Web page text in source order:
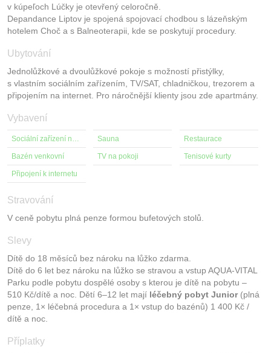
v kúpeľoch Lúčky je otevřený celoročně.
Depandance Liptov je spojená spojovací chodbou s lázeňským
hotelem Choč a s Balneoterapii, kde se poskytují procedury.
Ubytování
Jednolůžkové a dvoulůžkové pokoje s možností přistýlky,
s vlastním sociálním zařízením, TV/SAT, chladničkou, trezorem a
připojením na internet. Pro náročnější klienty jsou zde apartmány.
Vybavení
Sauna Restaurace
Bazén venkovní TV na pokoji Tenisové kurty
Připojení k internetu
Stravování
V ceně pobytu plná penze formou bufetových stolů.
Slevy
Dítě do 18 měsíců bez nároku na lůžko zdarma.
Dítě do 6 let bez nároku na lůžko se stravou a vstup AQUA-VITAL
Parku podle pobytu dospělé osoby s kterou je dítě na pobytu –
510 Kč/dítě a noc. Dětí 6–12 let mají léčebný pobyt Junior(plná
penze, 1× léčebná procedura a 1× vstup do bazénů) 1 400 Kč /
dítě a noc.
Příplatky